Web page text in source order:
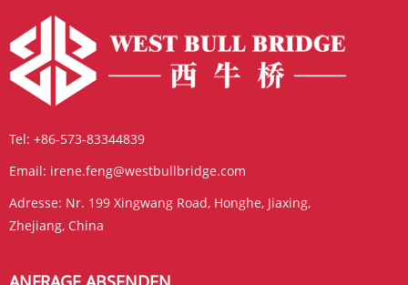
Tel: +86-573-83344839
Email: irene.feng@westbullbridge.com
Adresse: Nr. 199 Xingwang Road, Honghe, Jiaxing,
Zhejiang, China